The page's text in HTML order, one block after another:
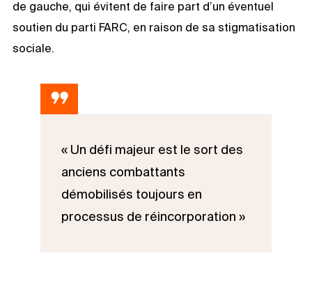
de gauche, qui évitent de faire part d’un éventuel
soutien du parti FARC, en raison de sa stigmatisation
sociale.
« Un défi majeur est le sort des
anciens combattants
démobilisés toujours en
processus de réincorporation »